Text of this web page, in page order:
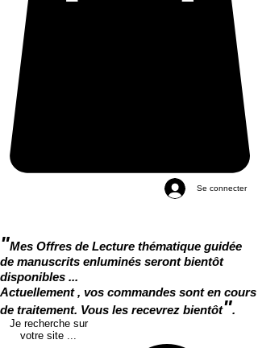
Se connecter
"Mes Offres de Lecture thématique guidée
de manuscrits enluminés seront bientôt
disponibles ...
Actuellement , vos commandes sont en cours
de traitement. Vous les recevrez bientôt".
Je recherche sur
votre site ...